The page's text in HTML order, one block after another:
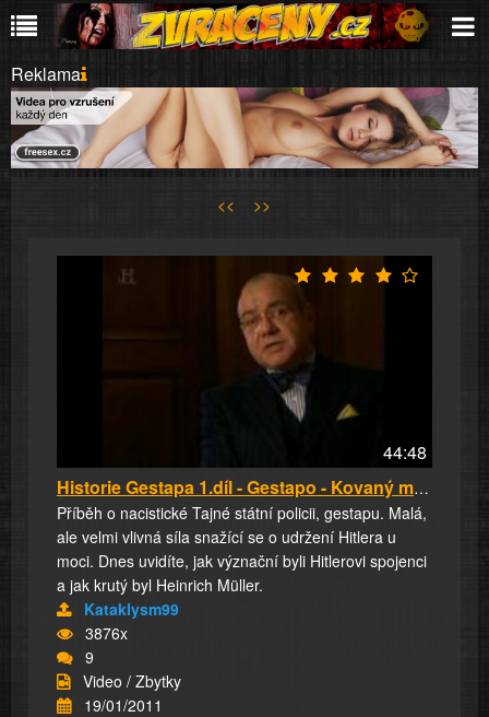
Reklama
<< >>
44:48
Historie Gestapa 1.díl - Gestapo - Kovaný meč
Příběh o nacistické Tajné státní policii, gestapu. Malá,
ale velmi vlivná síla snažící se o udržení Hitlera u
moci. Dnes uvidíte, jak význační byli Hitlerovi spojenci
a jak krutý byl Heinrich Müller.
Kataklysm99
3876x
9
Video / Zbytky
19/01/2011